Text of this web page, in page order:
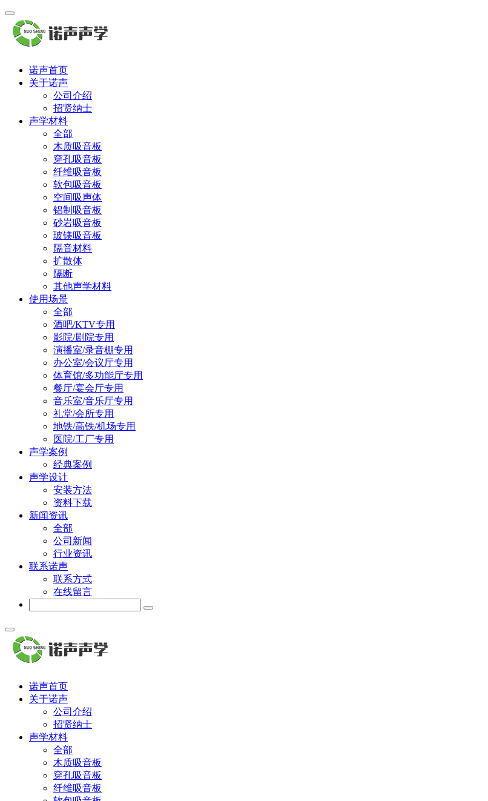
诺声首页
关于诺声
公司介绍
招贤纳士
声学材料
全部
木质吸音板
穿孔吸音板
纤维吸音板
软包吸音板
空间吸声体
铝制吸音板
砂岩吸音板
玻镁吸音板
隔音材料
扩散体
隔断
其他声学材料
使用场景
全部
酒吧/KTV专用
影院/剧院专用
演播室/录音棚专用
办公室/会议厅专用
体育馆/多功能厅专用
餐厅/宴会厅专用
音乐室/音乐厅专用
礼堂/会所专用
地铁/高铁/机场专用
医院/工厂专用
声学案例
经典案例
声学设计
安装方法
资料下载
新闻资讯
全部
公司新闻
行业资讯
联系诺声
联系方式
在线留言
诺声首页
关于诺声
公司介绍
招贤纳士
声学材料
全部
木质吸音板
穿孔吸音板
纤维吸音板